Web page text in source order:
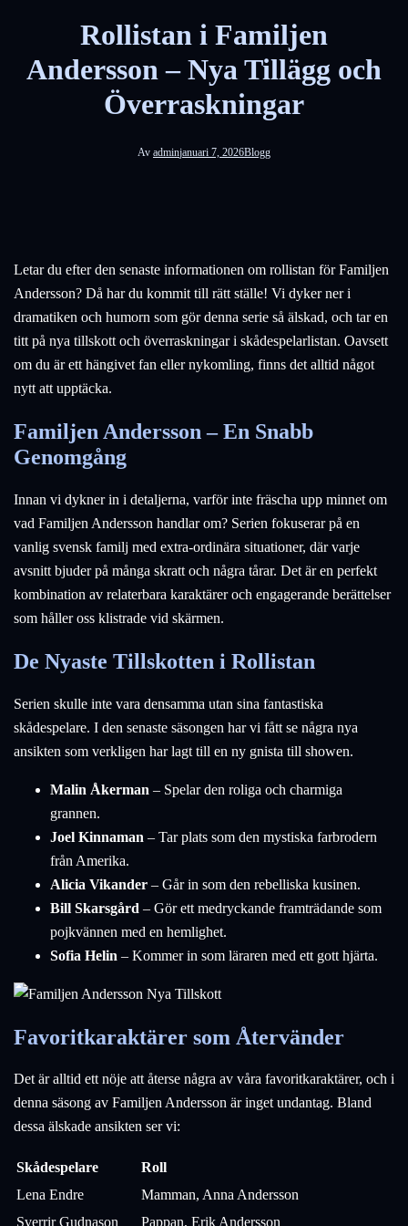
Rollistan i Familjen
Andersson – Nya Tillägg och
Överraskningar
Av adminjanuari 7, 2026Blogg
Letar du efter den senaste informationen om rollistan för Familjen
Andersson? Då har du kommit till rätt ställe! Vi dyker ner i
dramatiken och humorn som gör denna serie så älskad, och tar en
titt på nya tillskott och överraskningar i skådespelarlistan. Oavsett
om du är ett hängivet fan eller nykomling, finns det alltid något
nytt att upptäcka.
Familjen Andersson – En Snabb
Genomgång
Innan vi dykner in i detaljerna, varför inte fräscha upp minnet om
vad Familjen Andersson handlar om? Serien fokuserar på en
vanlig svensk familj med extra-ordinära situationer, där varje
avsnitt bjuder på många skratt och några tårar. Det är en perfekt
kombination av relaterbara karaktärer och engagerande berättelser
som håller oss klistrade vid skärmen.
De Nyaste Tillskotten i Rollistan
Serien skulle inte vara densamma utan sina fantastiska
skådespelare. I den senaste säsongen har vi fått se några nya
ansikten som verkligen har lagt till en ny gnista till showen.
Malin Åkerman – Spelar den roliga och charmiga
grannen.
Joel Kinnaman – Tar plats som den mystiska farbrodern
från Amerika.
Alicia Vikander – Går in som den rebelliska kusinen.
Bill Skarsgård – Gör ett medryckande framträdande som
pojkvännen med en hemlighet.
Sofia Helin – Kommer in som läraren med ett gott hjärta.
Favoritkaraktärer som Återvänder
Det är alltid ett nöje att återse några av våra favoritkaraktärer, och i
denna säsong av Familjen Andersson är inget undantag. Bland
dessa älskade ansikten ser vi:
Skådespelare
Roll
Lena Endre
Mamman, Anna Andersson
Sverrir Gudnason
Pappan, Erik Andersson